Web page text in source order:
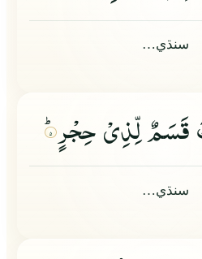
سنڌي…
قَسَمٌ لِّذِیْ حِجْرٍؕ ۵
سنڌي…